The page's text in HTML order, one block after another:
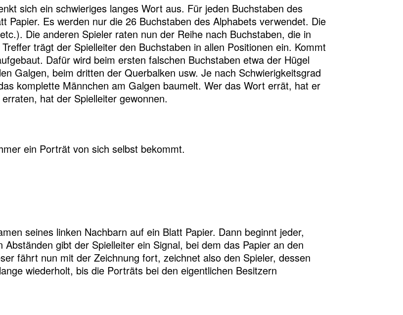
sich ein schwieriges langes Wort aus. Für jeden Buchstaben des
Papier. Es werden nur die 26 Buchstaben des Alphabets verwendet. Die
Die anderen Spieler raten nun der Reihe nach Buchstaben, die in
trägt der Spielleiter den Buchstaben in allen Positionen ein. Kommt
Dafür wird beim ersten falschen Buchstaben etwa der Hügel
Galgen, beim dritten der Querbalken usw. Je nach Schwierigkeitsgrad
komplette Männchen am Galgen baumelt. Wer das Wort errät, hat er
hat der Spielleiter gewonnen.
ein Porträt von sich selbst bekommt.
seines linken Nachbarn auf ein Blatt Papier. Dann beginnt jeder,
gibt der Spielleiter ein Signal, bei dem das Papier an den
fährt nun mit der Zeichnung fort, zeichnet also den Spieler, dessen
wiederholt, bis die Porträts bei den eigentlichen Besitzern